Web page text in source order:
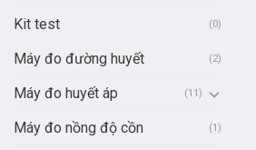
Kit test (0)
Máy đo đường huyết (2)
Máy đo huyết áp (11)
Máy đo nồng độ cồn (1)